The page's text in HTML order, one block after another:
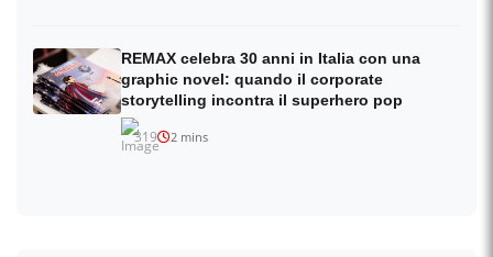
REMAX celebra 30 anni in Italia con una
graphic novel: quando il corporate
storytelling incontra il superhero pop
319 2 mins